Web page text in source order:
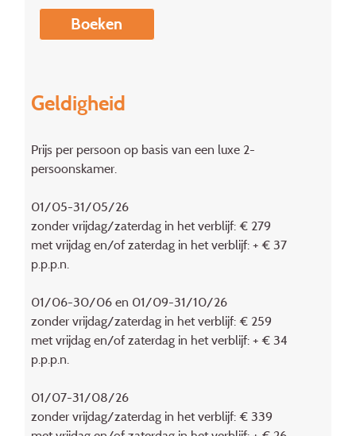
Boeken
Geldigheid
Prijs per persoon op basis van een luxe 2-
persoonskamer.
01/05-31/05/26
zonder vrijdag/zaterdag in het verblijf: € 279
met vrijdag en/of zaterdag in het verblijf: + € 37
p.p.p.n.
01/06-30/06 en 01/09-31/10/26
zonder vrijdag/zaterdag in het verblijf: € 259
met vrijdag en/of zaterdag in het verblijf: + € 34
p.p.p.n.
01/07-31/08/26
zonder vrijdag/zaterdag in het verblijf: € 339